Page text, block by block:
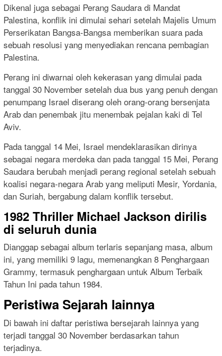
Dikenal juga sebagai Perang Saudara di Mandat
Palestina, konflik ini dimulai sehari setelah Majelis Umum
Perserikatan Bangsa-Bangsa memberikan suara pada
sebuah resolusi yang menyediakan rencana pembagian
Palestina.
Perang ini diwarnai oleh kekerasan yang dimulai pada
tanggal 30 November setelah dua bus yang penuh dengan
penumpang Israel diserang oleh orang-orang bersenjata
Arab dan penembak jitu menembak pejalan kaki di Tel
Aviv.
Pada tanggal 14 Mei, Israel mendeklarasikan dirinya
sebagai negara merdeka dan pada tanggal 15 Mei, Perang
Saudara berubah menjadi perang regional setelah sebuah
koalisi negara-negara Arab yang meliputi Mesir, Yordania,
dan Suriah, bergabung dalam konflik tersebut.
1982 Thriller Michael Jackson dirilis
di seluruh dunia
Dianggap sebagai album terlaris sepanjang masa, album
ini, yang memiliki 9 lagu, memenangkan 8 Penghargaan
Grammy, termasuk penghargaan untuk Album Terbaik
Tahun Ini pada tahun 1984.
Peristiwa Sejarah lainnya
Di bawah ini daftar peristiwa bersejarah lainnya yang
terjadi tanggal 30 November berdasarkan tahun
terjadinya.